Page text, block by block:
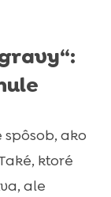
ako
ktoré
ale